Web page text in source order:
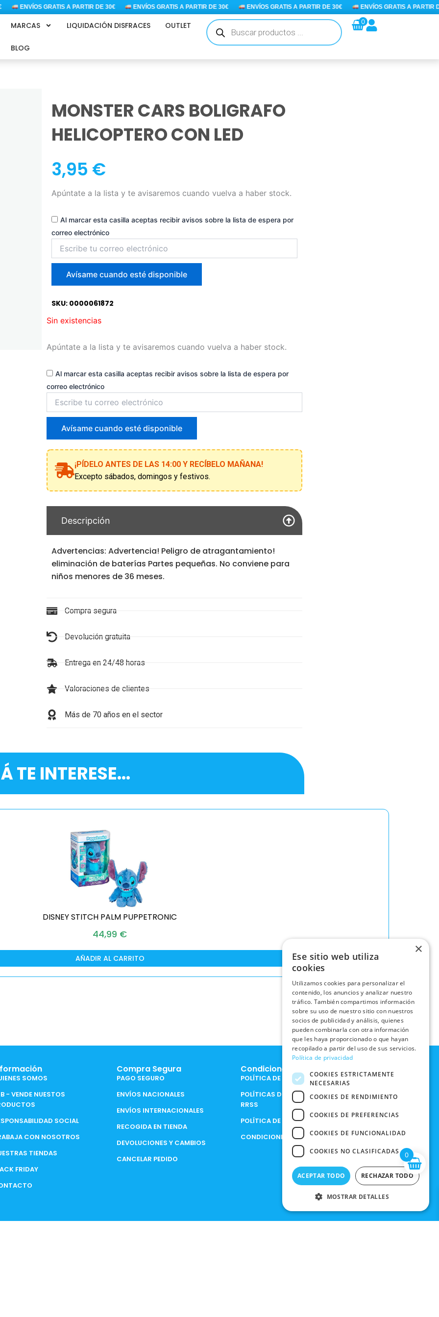
ENVÍOS GRATIS A PARTIR DE 30€ ENVÍOS GRATIS A PARTIR DE 30€ ENVÍOS GRATIS A PARTIR DE 30€ ENVÍOS GRATIS A PARTIR DE
MARCAS LIQUIDACIÓN DISFRACES OUTLET
BLOG
Búsqueda
de
productos
0
MONSTER CARS BOLIGRAFO
HELICOPTERO CON LED
3,95 €
Apúntate a la lista y te avisaremos cuando vuelva a haber stock.
Al marcar esta casilla aceptas recibir avisos sobre la lista de espera por
correo electrónico
correo
la
de
Avísame cuando esté disponible
SKU: 0000061872
Sin existencias
Apúntate a la lista y te avisaremos cuando vuelva a haber stock.
Al marcar esta casilla aceptas recibir avisos sobre la lista de espera por
correo electrónico
correo
la
lista
de
espera
Avísame cuando esté disponible
¡PÍDELO ANTES DE LAS 14:00 Y RECÍBELO MAÑANA!
Excepto sábados, domingos y festivos.
Descripción
Advertencias: Advertencia! Peligro de atragantamiento!
eliminación de baterías Partes pequeñas. No conviene para
niños menores de 36 meses.
Compra segura
Devolución gratuita
Entrega en 24/48 horas
Valoraciones de clientes
Más de 70 años en el sector
TE INTERESE...
DISNEY STITCH PALM PUPPETRONIC
44,99 €
AÑADIR AL CARRITO
SOMOS
- VENDE NUESTOS
SOCIAL
CON NOSOTROS
TIENDAS
FRIDAY
Compra Segura
PAGO SEGURO
ENVÍOS NACIONALES
ENVÍOS INTERNACIONALES
RECOGIDA EN TIENDA
DEVOLUCIONES Y CAMBIOS
CANCELAR PEDIDO
Condiciones Legales
POLÍTICA DE COOKIES
POLÍTICAS DE PRIVACIDAD EN
RRSS
POLÍTICA DE PRIVACIDAD
CONDICIONES DE COMPRA
0
×
Ese sitio web utiliza
cookies
Utilizamos cookies para personalizar el
contenido, los anuncios y analizar nuestro
tráfico. También compartimos información
sobre su uso de nuestro sitio con nuestros
socios de publicidad y análisis, quienes
pueden combinarla con otra información
que les haya proporcionado o que hayan
recopilado a partir del uso de sus servicios.
Política de privacidad
COOKIES ESTRICTAMENTE
NECESARIAS
COOKIES DE RENDIMIENTO
COOKIES DE PREFERENCIAS
COOKIES DE FUNCIONALIDAD
COOKIES NO CLASIFICADAS
ACEPTAR TODO RECHAZAR TODO
MOSTRAR DETALLES